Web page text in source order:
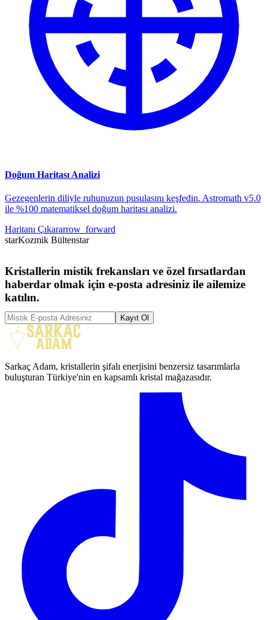
Doğum Haritası Analizi
Gezegenlerin diliyle ruhunuzun pusulasını keşfedin. Astromath v5.0
ile %100 matematiksel doğum haritası analizi.
Haritanı Çıkararrow_forward
starKozmik Bültenstar
Kristallerin mistik frekansları ve özel fırsatlardan
haberdar olmak için e-posta adresiniz ile ailemize
katılın.
Kayıt Ol
Sarkaç Adam, kristallerin şifalı enerjisini benzersiz tasarımlarla
buluşturan Türkiye'nin en kapsamlı kristal mağazasıdır.